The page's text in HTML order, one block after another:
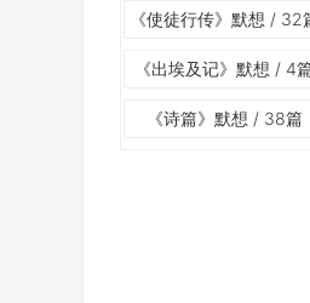
《使徒行传》默想 / 32
《出埃及记》默想 / 4
《诗篇》默想 / 38篇